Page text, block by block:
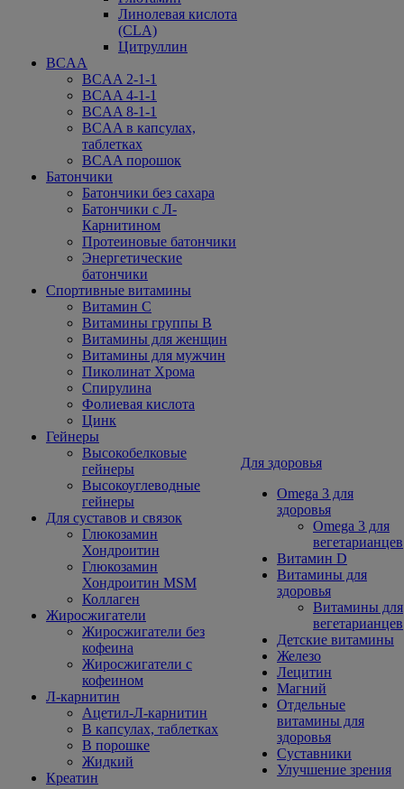
Линолевая кислота
(CLA)
Цитруллин
BCAA
BCAA 2-1-1
BCAA 4-1-1
BCAA 8-1-1
BCAA в капсулах,
таблетках
BCAA порошок
Батончики
Батончики без сахара
Батончики с Л-
Карнитином
Протеиновые батончики
Энергетические
батончики
Спортивные витамины
Витамин С
Витамины группы В
Витамины для женщин
Витамины для мужчин
Пиколинат Хрома
Спирулина
Фолиевая кислота
Цинк
Гейнеры
Высокобелковые
гейнеры
Высокоуглеводные
гейнеры
Для суставов и связок
Глюкозамин
Хондроитин
Глюкозамин
Хондроитин MSM
Коллаген
Жиросжигатели
Жиросжигатели без
кофеина
Жиросжигатели с
кофеином
Л-карнитин
Ацетил-Л-карнитин
В капсулах, таблетках
В порошке
Жидкий
Креатин
Для здоровья
Omega 3 для
здоровья
Omega 3 для
вегетарианцев
Витамин D
Витамины для
здоровья
Витамины для
вегетарианцев
Детские витамины
Железо
Лецитин
Магний
Отдельные
витамины для
здоровья
Суставники
Улучшение зрения